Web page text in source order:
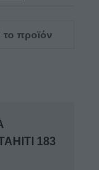
το προϊόν
183